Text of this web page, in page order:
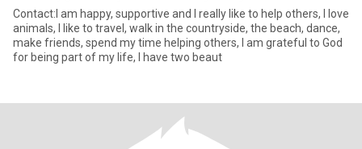
Contact:I am happy, supportive and I really like to help others, I love
animals, I like to travel, walk in the countryside, the beach, dance,
make friends, spend my time helping others, I am grateful to God
for being part of my life, I have two beaut